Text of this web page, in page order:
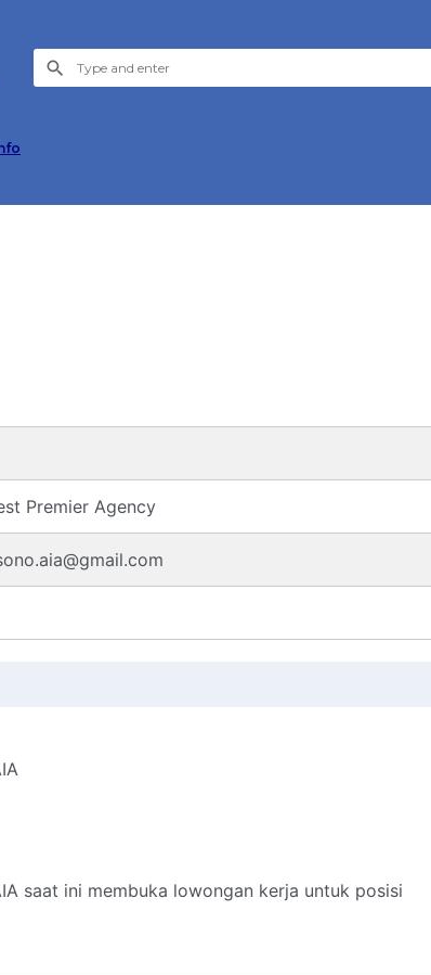
Premier Agency
saat ini membuka lowongan kerja untuk posisi